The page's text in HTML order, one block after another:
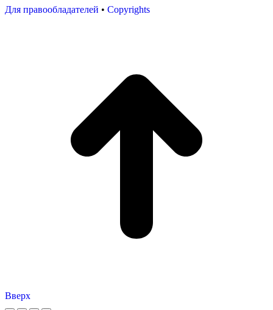
Для правообладателей • Copyrights
Вверх